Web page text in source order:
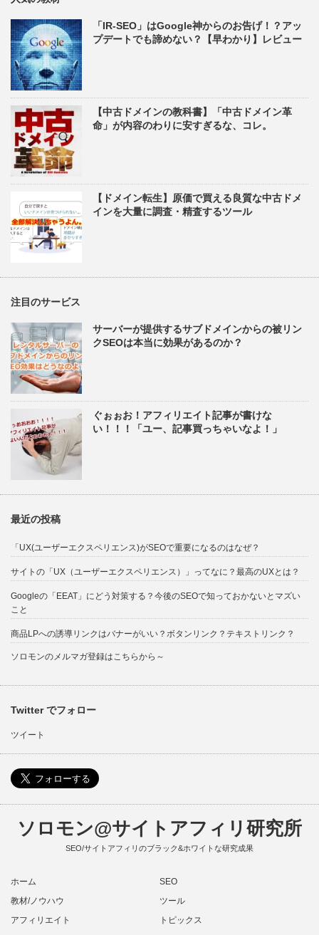
「IR-SEO」はGoogle神からのお告げ！？アッ
プデートでも諦めない？【早わかり】レビュー
【中古ドメインの教科書】「中古ドメイン革
命」が内容のわりに安すぎるな、コレ。
【ドメイン転生】原価で買える良質な中古ドメ
インを大量に調査・精査するツール
注目のサービス
サーバーが提供するサブドメインからの被リン
クSEOは本当に効果があるのか？
ぐぉぉお！アフィリエイト記事が書けな
い！！！「ユー、記事買っちゃいなよ！」
最近の投稿
「UX(ユーザーエクスペリエンス)がSEOで重要になるのはなぜ？
サイトの「UX（ユーザーエクスペリエンス）」ってなに？最高のUXとは？
Googleの「EEAT」にどう対策する？今後のSEOで知っておかないとマズい
こと
商品LPへの誘導リンクはバナーがいい？ボタンリンク？テキストリンク？
ソロモンのメルマガ登録はこちらから～
Twitter でフォロー
ツイート
ソロモン@サイトアフィリ研究所
SEO/サイトアフィリのブラック&ホワイトな研究成果
ホーム
SEO
教材/ノウハウ
ツール
アフィリエイト
トピックス